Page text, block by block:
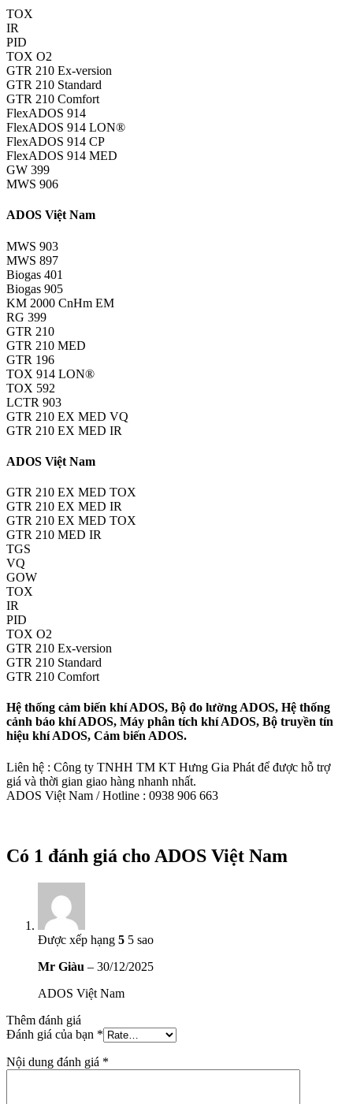
TOX
IR
PID
TOX O2
GTR 210 Ex-version
GTR 210 Standard
GTR 210 Comfort
FlexADOS 914
FlexADOS 914 LON®
FlexADOS 914 CP
FlexADOS 914 MED
GW 399
MWS 906
ADOS Việt Nam
MWS 903
MWS 897
Biogas 401
Biogas 905
KM 2000 CnHm EM
RG 399
GTR 210
GTR 210 MED
GTR 196
TOX 914 LON®
TOX 592
LCTR 903
GTR 210 EX MED VQ
GTR 210 EX MED IR
ADOS Việt Nam
GTR 210 EX MED TOX
GTR 210 EX MED IR
GTR 210 EX MED TOX
GTR 210 MED IR
TGS
VQ
GOW
TOX
IR
PID
TOX O2
GTR 210 Ex-version
GTR 210 Standard
GTR 210 Comfort
Hệ thống cảm biến khí ADOS, Bộ đo lường ADOS, Hệ thống
cảnh báo khí ADOS, Máy phân tích khí ADOS, Bộ truyền tín
hiệu khí ADOS, Cảm biến ADOS.
Liên hệ : Công ty TNHH TM KT Hưng Gia Phát để được hỗ trợ
giá và thời gian giao hàng nhanh nhất.
ADOS Việt Nam / Hotline : 0938 906 663
Có 1 đánh giá cho ADOS Việt Nam
Được xếp hạng 5 5 sao
Mr Giàu – 30/12/2025
ADOS Việt Nam
Thêm đánh giá
Đánh giá của bạn *
Nội dung đánh giá *